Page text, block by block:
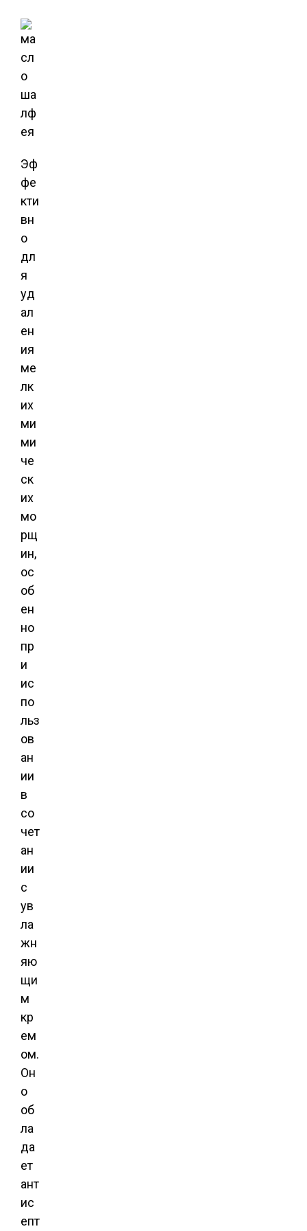
Эф
фе
кти
вн
о
дл
я
уд
ал
ен
ия
ме
лк
их
ми
ми
че
ск
их
мо
рщ
ин,
ос
об
ен
но
пр
и
ис
по
льз
ов
ан
ии
в
со
чет
ан
ии
с
ув
ла
жн
яю
щи
м
кр
ем
ом.
Он
о
об
ла
да
ет
ант
ис
епт